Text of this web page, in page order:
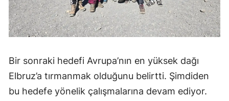
Bir sonraki hedefi Avrupa’nın en yüksek dağı
Elbruz’a tırmanmak olduğunu belirtti. Şimdiden
bu hedefe yönelik çalışmalarına devam ediyor.